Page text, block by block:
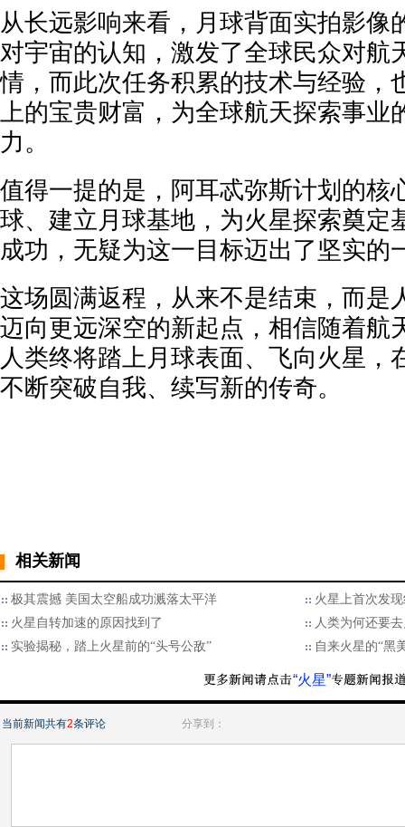
从长远影响来看，月球背面实拍影像
对宇宙的认知，激发了全球民众对航
情，而此次任务积累的技术与经验，
上的宝贵财富，为全球航天探索事业
力。
值得一提的是，阿耳忒弥斯计划的核
球、建立月球基地，为火星探索奠定
成功，无疑为这一目标迈出了坚实的
这场圆满返程，从来不是结束，而是
迈向更远深空的新起点，相信随着航
人类终将踏上月球表面、飞向火星，
不断突破自我、续写新的传奇。
相关新闻
极其震撼 美国太空船成功溅落太平洋
火星上首次发
火星自转加速的原因找到了
人类为何还要
实验揭秘，踏上火星前的“头号公敌”
自来火星的“黑
“火星”
当前新闻共有2条评论 分享到：